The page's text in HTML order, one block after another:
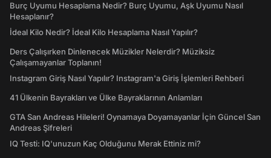
Burç Uyumu Hesaplama Nedir? Burç Uyumu, Aşk Uyumu Nasıl
Hesaplanır?
İdeal Kilo Nedir? İdeal Kilo Hesaplama Nasıl Yapılır?
Ders Çalışırken Dinlenecek Müzikler Nelerdir? Müziksiz
Çalışamayanlar Toplanın!
Instagram Giriş Nasıl Yapılır? Instagram'a Giriş İşlemleri Rehberi
41 Ülkenin Bayrakları ve Ülke Bayraklarının Anlamları
GTA San Andreas Hileleri! Oynamaya Doyamayanlar İçin Güncel San
Andreas Şifreleri
IQ Testi: IQ'unuzun Kaç Olduğunu Merak Ettiniz mi?